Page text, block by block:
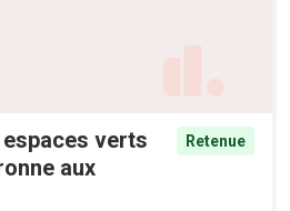
verts
aux
Retenue